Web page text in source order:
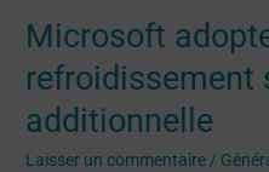
Microsoft
refroidissement
additionnelle
Laisser un commentaire/
Microsoft
le
refroidissement
sans